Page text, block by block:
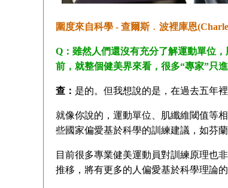
圍度來自科學 - 查爾斯﹒波裡庫恩
Q：雖然人們還沒有充分了解運動單位
前，就整個健美界來看，很多“專家”只
查： 是的。但我想說的是，在過去五年
就像你說的，運動單位、肌纖維閾值等
些國家偏愛基於科學的訓練建議，如芬
目前很多專業健美運動員對訓練原理也
推移，將有更多的人偏愛基於科學理論